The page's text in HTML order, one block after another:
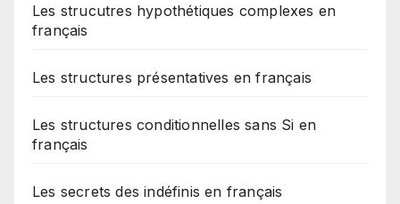
Les strucutres hypothétiques complexes en
français
Les structures présentatives en français
Les structures conditionnelles sans Si en
français
Les secrets des indéfinis en français